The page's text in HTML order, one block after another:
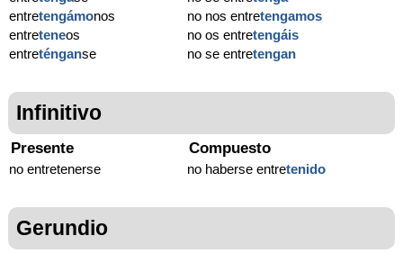
entretengámonos
entreteneos
entreténganse
no nos entretengamos
no os entretengáis
no se entretengan
Infinitivo
Presente
no entretenerse
Compuesto
no haberse entretenido
Gerundio